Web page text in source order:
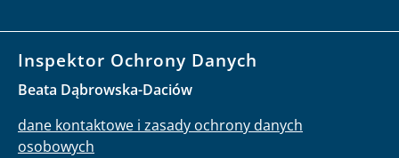
Inspektor Ochrony Danych
Beata Dąbrowska-Daciów
dane kontaktowe i zasady ochrony danych
osobowych